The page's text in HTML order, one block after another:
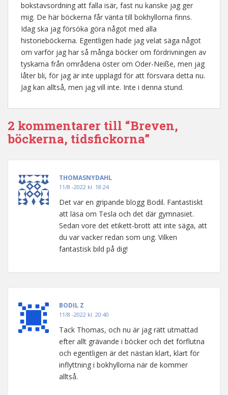
bokstavsordning att falla isär, fast nu kanske jag ger
mig. De här böckerna får vänta till bokhyllorna finns.
Idag ska jag försöka göra något med alla
historieböckerna. Egentligen hade jag velat säga något
om varför jag har så många böcker om fördrivningen av
tyskarna från områdena öster om Oder-Neiße, men jag
låter bli, för jag är inte upplagd för att försvara detta nu.
Jag kan alltså, men jag vill inte. Inte i denna stund.
2 kommentarer till “Breven,
böckerna, tidsfickorna”
THOMASNYDAHL
11/8 -2022 kl. 18:24
Det var en gripande blogg Bodil. Fantastiskt
att läsa om Tesla och det där gymnasiet.
Sedan vore det etikett-brott att inte säga, att
du var vacker redan som ung. Vilken
fantastisk bild på dig!
BODIL Z
11/8 -2022 kl. 20:40
Tack Thomas, och nu är jag rätt utmattad
efter allt grävande i böcker och det förflutna
och egentligen är det nästan klart, klart för
inflyttning i bokhyllorna när de kommer
alltså.